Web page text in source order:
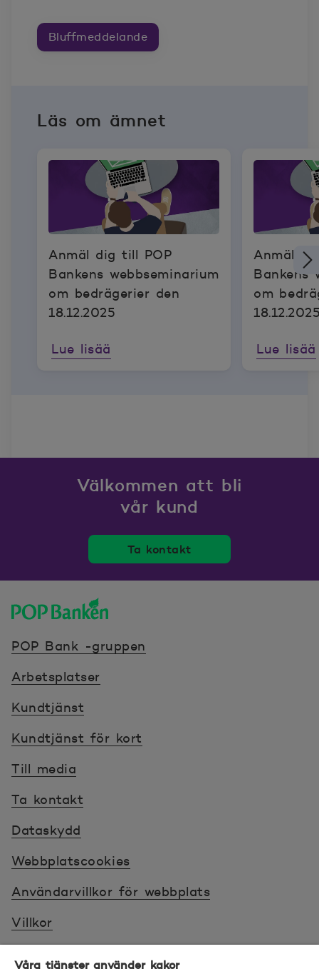
Bluffmeddelande
Läs om ämnet
Anmäl dig till POP
Bankens webbseminarium
om bedrägerier den
18.12.2025
Lue lisää
Anmäl
Bankens
om
Lue lisää
Välkommen att bli
vår kund
Ta kontakt
POP Bank -gruppen
Arbetsplatser
Kundtjänst
Kundtjänst för kort
Till media
Ta kontakt
Dataskydd
Webbplatscookies
Användarvillkor för webbplats
Villkor
Våra tjänster använder kakor